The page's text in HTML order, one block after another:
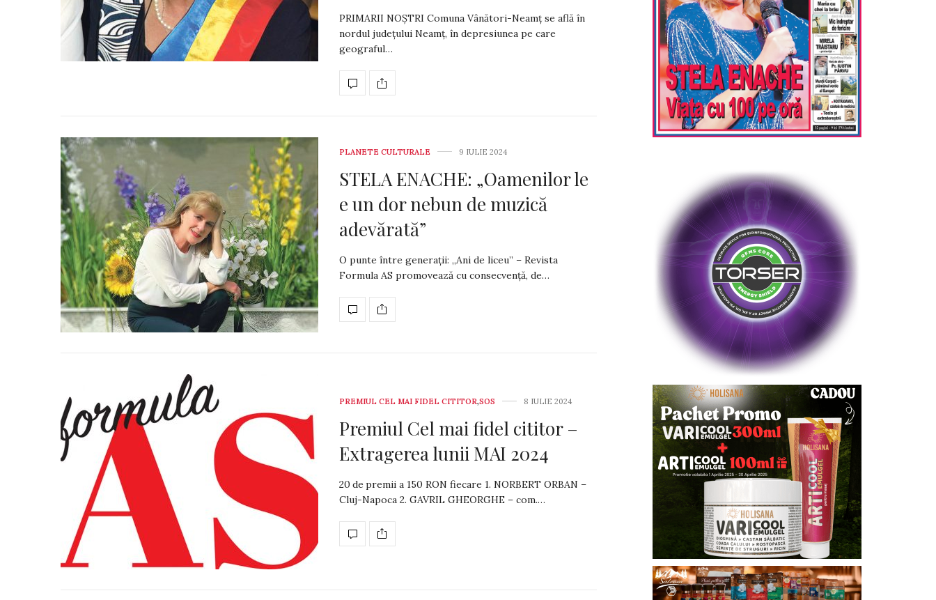
PRIMARII NOȘTRI Comuna Vânători-Neamț se află în
nordul județului Neamț, în depresiunea pe care
geograful…
PLANETE CULTURALE 9 IULIE 2024
STELA ENACHE: „Oamenilor le
e un dor nebun de muzică
adevărată”
O punte între generații: „Ani de liceu” – Revista
Formula AS promovează cu consecvență, de…
PREMIUL CEL MAI FIDEL CITITOR,SOS 8 IULIE 2024
Premiul Cel mai fidel cititor –
Extragerea lunii MAI 2024
20 de premii a 150 RON fiecare 1. NORBERT ORBAN –
Cluj-Napoca 2. GAVRIL GHEORGHE – com.…